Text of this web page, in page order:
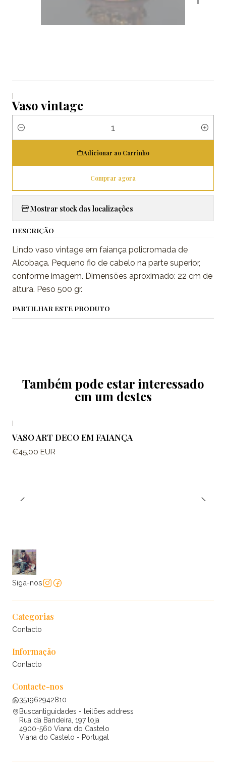
|
Vaso vintage
Quantidade
Adicionar ao Carrinho
Comprar agora
Mostrar stock das localizações
DESCRIÇÃO
Lindo vaso vintage em faiança policromada de
Alcobaça. Pequeno fio de cabelo na parte superior,
conforme imagem. Dimensões aproximado: 22 cm de
altura. Peso 500 gr.
PARTILHAR ESTE PRODUTO
Também pode estar interessado
em um destes
VASO ART DECO EM FAIANÇA
€45,00 EUR
Siga-nos
Categorias
Contacto
Informação
Contacto
Contacte-nos
351962942810
Buscantiguidades - leilões address
Rua da Bandeira, 197 loja
4900-560 Viana do Castelo
Viana do Castelo - Portugal